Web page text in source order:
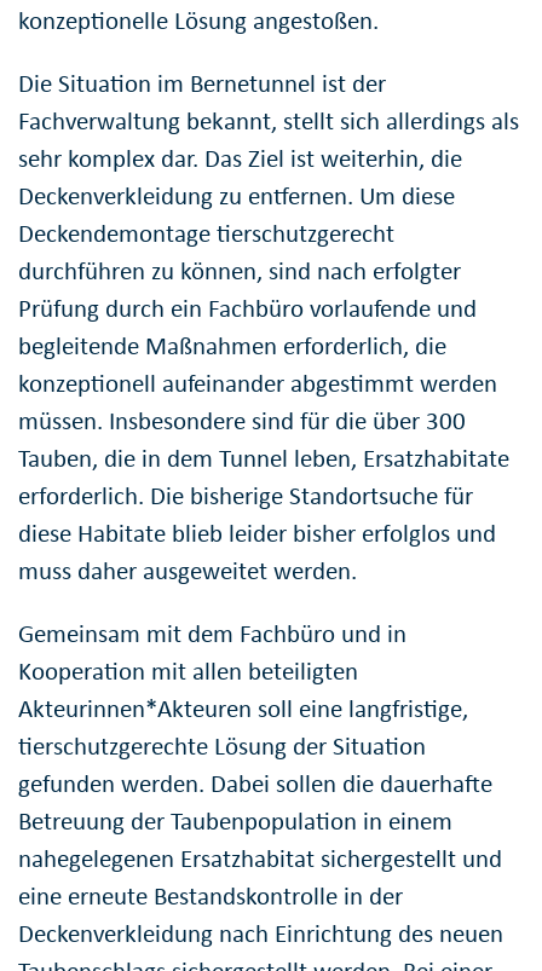
konzeptionelle Lösung angestoßen.
Die Situation im Bernetunnel ist der
Fachverwaltung bekannt, stellt sich allerdings als
sehr komplex dar. Das Ziel ist weiterhin, die
Deckenverkleidung zu entfernen. Um diese
Deckendemontage tierschutzgerecht
durchführen zu können, sind nach erfolgter
Prüfung durch ein Fachbüro vorlaufende und
begleitende Maßnahmen erforderlich, die
konzeptionell aufeinander abgestimmt werden
müssen. Insbesondere sind für die über 300
Tauben, die in dem Tunnel leben, Ersatzhabitate
erforderlich. Die bisherige Standortsuche für
diese Habitate blieb leider bisher erfolglos und
muss daher ausgeweitet werden.
Gemeinsam mit dem Fachbüro und in
Kooperation mit allen beteiligten
Akteurinnen*Akteuren soll eine langfristige,
tierschutzgerechte Lösung der Situation
gefunden werden. Dabei sollen die dauerhafte
Betreuung der Taubenpopulation in einem
nahegelegenen Ersatzhabitat sichergestellt und
eine erneute Bestandskontrolle in der
Deckenverkleidung nach Einrichtung des neuen